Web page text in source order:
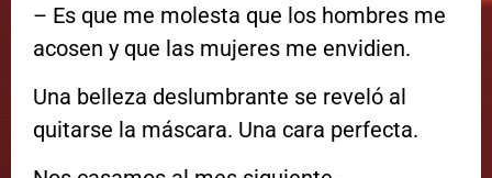
– Es que me molesta que los hombres me
acosen y que las mujeres me envidien.
Una belleza deslumbrante se reveló al
quitarse la máscara. Una cara perfecta.